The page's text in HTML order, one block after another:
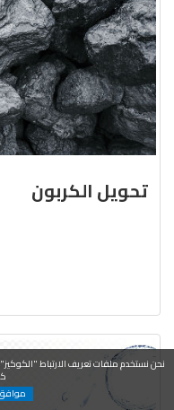
تحويل الكربون
نحن نستخدم ملفات تعريف الارتباط